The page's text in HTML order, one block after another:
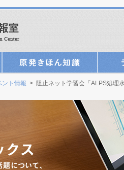
ント情報 > 阻止ネット学習会「ALPS処理